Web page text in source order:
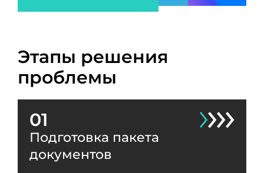
Этапы решения
проблемы
01
Подготовка пакета
документов